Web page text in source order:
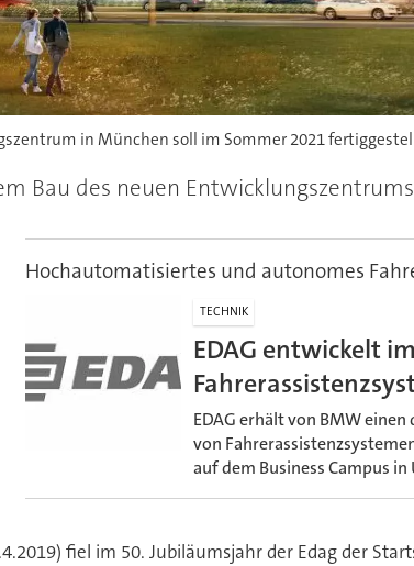
in München soll im Sommer 2021
Bau des neuen
Hochautomatisiertes und autonomes
TECHNIK
EDAG entwickelt
EDAG erhält von BMW
von
auf dem Business Campus
fiel im 50. Jubiläumsjahr der Edag der